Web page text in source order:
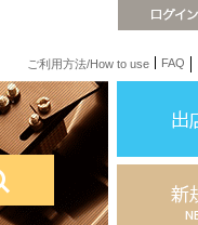
ご利用方法/How to use FAQ